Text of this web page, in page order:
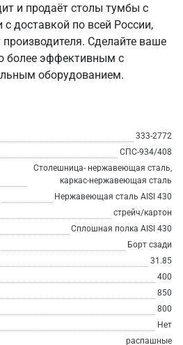
и продаёт столы тумбы с
доставкой по всей России,
производителя. Сделайте ваше
более эффективным с
оборудованием.
333-2772
СПС-934/408
Столешница- нержавеющая сталь,
каркас-нержавеющая сталь
Нержавеющая сталь AISI 430
стрейч/картон
Сплошная полка AISI 430
Борт сзади
31.85
400
850
800
Нет
распашные